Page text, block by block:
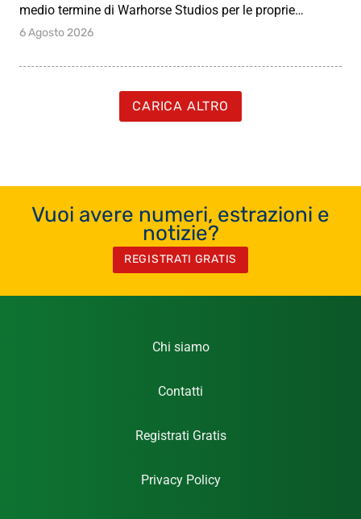
medio termine di Warhorse Studios per le proprie…
6 Agosto 2026
CARICA ALTRO
Vuoi avere numeri, estrazioni e
notizie?
REGISTRATI GRATIS
Chi siamo
Contatti
Registrati Gratis
Privacy Policy